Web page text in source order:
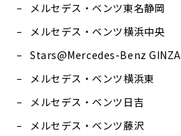
メルセデス・ベンツ東名静岡
メルセデス・ベンツ横浜中央
Stars@Mercedes-Benz GINZA
メルセデス・ベンツ横浜東
メルセデス・ベンツ日吉
メルセデス・ベンツ藤沢